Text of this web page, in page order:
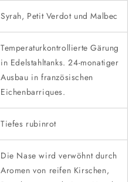
Syrah, Petit Verdot und Malbec
Temperaturkontrollierte Gärung
in Edelstahltanks. 24-monatiger
Ausbau in französischen
Eichenbarriques.
Tiefes rubinrot
Die Nase wird verwöhnt durch
Aromen von reifen Kirschen,